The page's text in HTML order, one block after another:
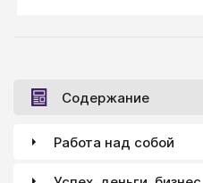
Содержание
Работа над собой